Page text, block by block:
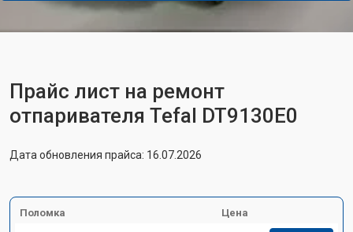
Прайс лист на ремонт
отпаривателя Tefal DT9130E0
Дата обновления прайса: 16.07.2026
Поломка Цена